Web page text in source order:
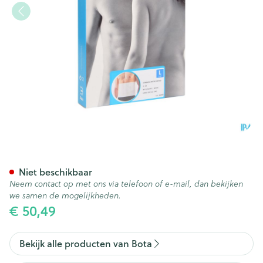
€ 50,49
Niet beschikbaar
Neem contact op met ons via telefoon of e-mail, dan bekijken
we samen de mogelijkheden.
Bekijk alle producten van Bota